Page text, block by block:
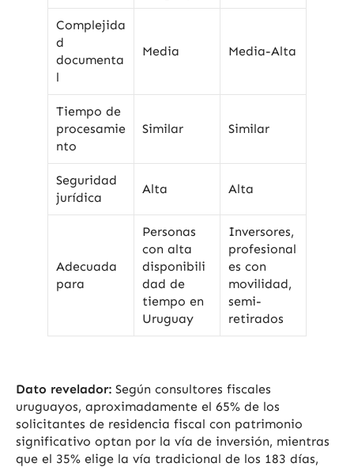
Complejida
d
documenta
l
Media Media-Alta
Tiempo de
procesamie
nto
Similar Similar
Seguridad
jurídica
Alta Alta
Adecuada
para
Personas
con alta
disponibili
dad de
tiempo en
Uruguay
Inversores,
profesional
es con
movilidad,
semi-
retirados
Dato revelador: Según consultores fiscales
uruguayos, aproximadamente el 65% de los
solicitantes de residencia fiscal con patrimonio
significativo optan por la vía de inversión, mientras
que el 35% elige la vía tradicional de los 183 días,